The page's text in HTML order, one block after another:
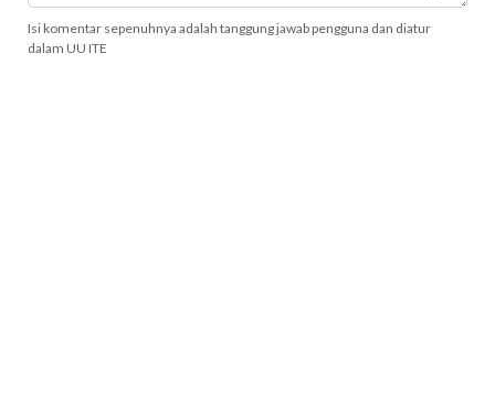
Isi komentar sepenuhnya adalah tanggung jawab pengguna dan diatur
dalam UU ITE